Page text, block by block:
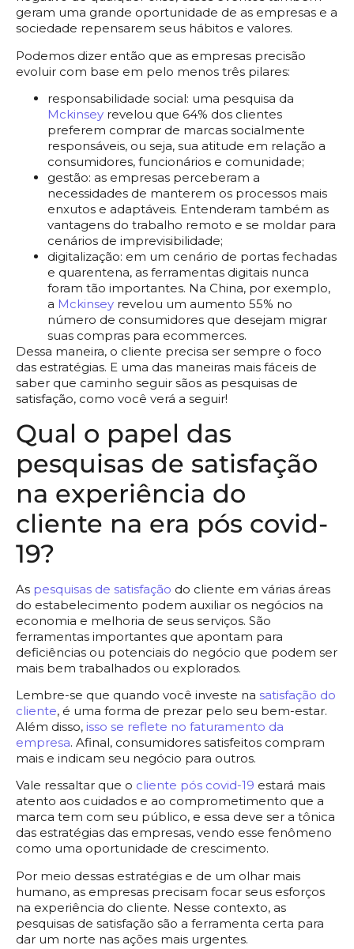
geram uma grande oportunidade de as empresas e a
sociedade repensarem seus hábitos e valores.
Podemos dizer então que as empresas precisão
evoluir com base em pelo menos três pilares:
responsabilidade social: uma pesquisa da
Mckinsey revelou que 64% dos clientes
preferem comprar de marcas socialmente
responsáveis, ou seja, sua atitude em relação a
consumidores, funcionários e comunidade;
gestão: as empresas perceberam a
necessidades de manterem os processos mais
enxutos e adaptáveis. Entenderam também as
vantagens do trabalho remoto e se moldar para
cenários de imprevisibilidade;
digitalização: em um cenário de portas fechadas
e quarentena, as ferramentas digitais nunca
foram tão importantes. Na China, por exemplo,
a Mckinsey revelou um aumento 55% no
número de consumidores que desejam migrar
suas compras para ecommerces.
Dessa maneira, o cliente precisa ser sempre o foco
das estratégias. E uma das maneiras mais fáceis de
saber que caminho seguir sãos as pesquisas de
satisfação, como você verá a seguir!
Qual o papel das
pesquisas de satisfação
na experiência do
cliente na era pós covid-
19?
As pesquisas de satisfação do cliente em várias áreas
do estabelecimento podem auxiliar os negócios na
economia e melhoria de seus serviços. São
ferramentas importantes que apontam para
deficiências ou potenciais do negócio que podem ser
mais bem trabalhados ou explorados.
Lembre-se que quando você investe na satisfação do
cliente, é uma forma de prezar pelo seu bem-estar.
Além disso, isso se reflete no faturamento da
empresa. Afinal, consumidores satisfeitos compram
mais e indicam seu negócio para outros.
Vale ressaltar que o cliente pós covid-19 estará mais
atento aos cuidados e ao comprometimento que a
marca tem com seu público, e essa deve ser a tônica
das estratégias das empresas, vendo esse fenômeno
como uma oportunidade de crescimento.
Por meio dessas estratégias e de um olhar mais
humano, as empresas precisam focar seus esforços
na experiência do cliente. Nesse contexto, as
pesquisas de satisfação são a ferramenta certa para
dar um norte nas ações mais urgentes.